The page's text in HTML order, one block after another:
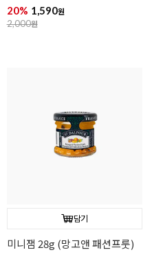
20% 1,590원
2,000원
담기
미니잼 28g (망고앤 패션프룻)